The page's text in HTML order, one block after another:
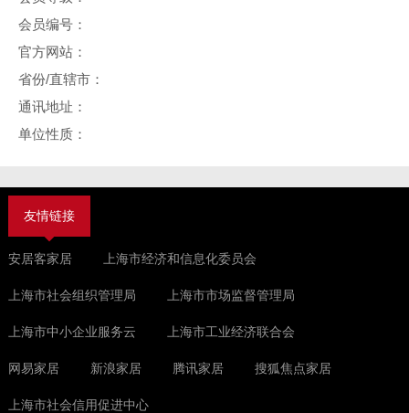
会员编号：
官方网站：
省份/直辖市：
通讯地址：
单位性质：
友情链接
安居客家居 上海市经济和信息化委员会
上海市社会组织管理局 上海市市场监督管理局
上海市中小企业服务云 上海市工业经济联合会
网易家居 新浪家居 腾讯家居 搜狐焦点家居
上海市社会信用促进中心